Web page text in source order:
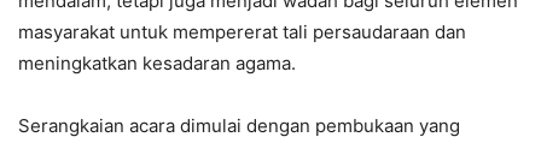
masyarakat untuk mempererat tali persaudaraan dan
meningkatkan kesadaran agama.
Serangkaian acara dimulai dengan pembukaan yang